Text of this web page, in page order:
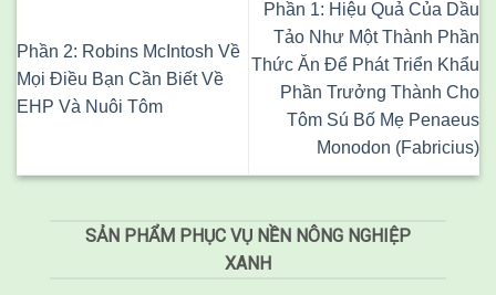
Phần 2: Robins McIntosh Về
Mọi Điều Bạn Cần Biết Về
EHP Và Nuôi Tôm
Phần 1: Hiệu Quả Của Dầu
Tảo Như Một Thành Phần
Thức Ăn Để Phát Triển Khẩu
Phần Trưởng Thành Cho
Tôm Sú Bố Mẹ Penaeus
Monodon (Fabricius)
SẢN PHẨM PHỤC VỤ NỀN NÔNG NGHIỆP
XANH